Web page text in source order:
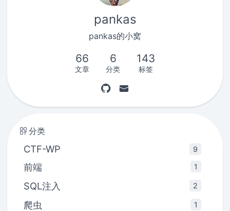
pankas
pankas的小窝
66
文章
6
分类
143
标签
分类
CTF-WP 9
前端 1
SQL注入 2
爬虫 1